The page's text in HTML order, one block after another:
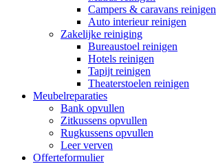
Campers & caravans reinigen
Auto interieur reinigen
Zakelijke reiniging
Bureaustoel reinigen
Hotels reinigen
Tapijt reinigen
Theaterstoelen reinigen
Meubelreparaties
Bank opvullen
Zitkussens opvullen
Rugkussens opvullen
Leer verven
Offerteformulier